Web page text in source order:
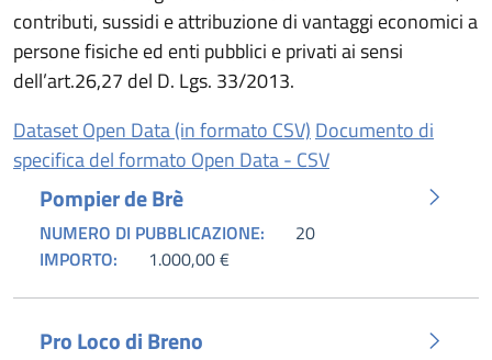
contributi, sussidi e attribuzione di vantaggi economici a
persone fisiche ed enti pubblici e privati ai sensi
dell’art.26,27 del D. Lgs. 33/2013.
Dataset Open Data (in formato CSV) (apre in un'altra
Documento di
specifica del formato Open Data - CSV(apre in un'altra
Pompier de Brè
NUMERO DI PUBBLICAZIONE:
20
IMPORTO:
1.000,00 €
Pro Loco di Breno